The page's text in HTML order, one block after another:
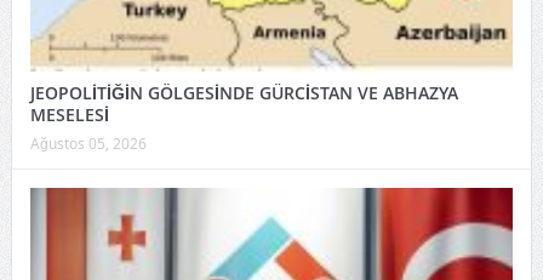
JEOPOLİTİĞİN GÖLGESİNDE GÜRCİSTAN VE ABHAZYA
MESELESİ
Ağustos 05, 2026